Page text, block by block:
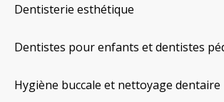
Dentisterie esthétique
Dentistes pour enfants et dentistes
Hygiène buccale et nettoyage dentaire